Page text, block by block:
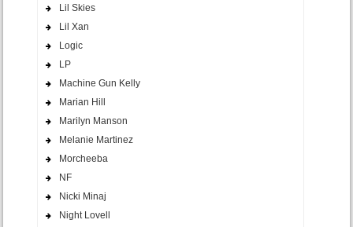
Lil Skies
Lil Xan
Logic
LP
Machine Gun Kelly
Marian Hill
Marilyn Manson
Melanie Martinez
Morcheeba
NF
Nicki Minaj
Night Lovell